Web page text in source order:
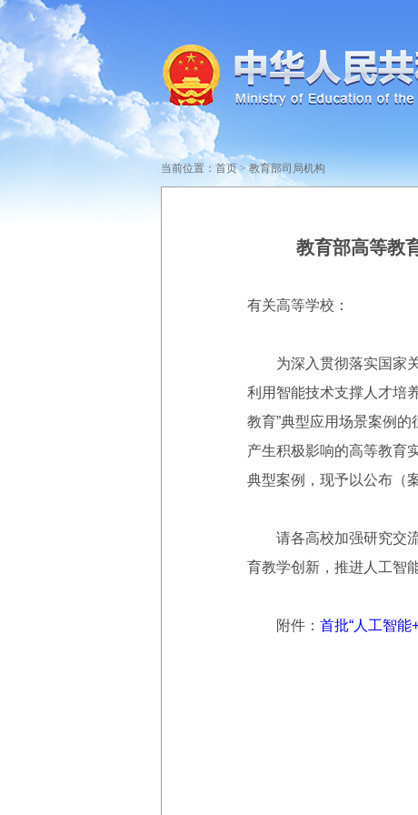
当前位置： 首页>教育部司局机构
教育部高等教
有关高等学校：
为深入贯彻落实国家关
利用智能技术支撑人才培
教育”典型应用场景案例
产生积极影响的高等教育
典型案例，现予以公布（
请各高校加强研究交流
育教学创新，推进人工智
附件： 首批“人工智能